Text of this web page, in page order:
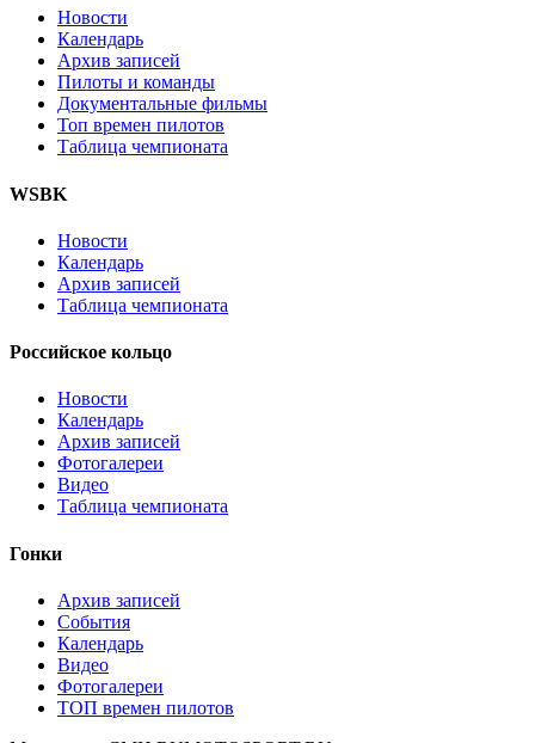
Новости
Календарь
Архив записей
Пилоты и команды
Документальные фильмы
Топ времен пилотов
Таблица чемпионата
WSBK
Новости
Календарь
Архив записей
Таблица чемпионата
Российское кольцо
Новости
Календарь
Архив записей
Фотогалереи
Видео
Таблица чемпионата
Гонки
Архив записей
События
Календарь
Видео
Фотогалереи
ТОП времен пилотов